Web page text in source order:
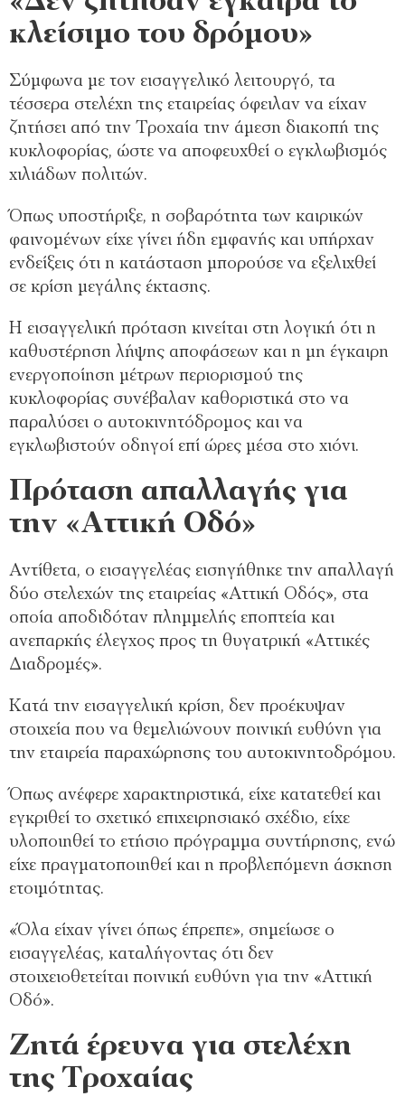
κλείσιμο του δρόμου»
Σύμφωνα με τον εισαγγελικό λειτουργό, τα
τέσσερα στελέχη της εταιρείας όφειλαν να είχαν
ζητήσει από την Τροχαία την άμεση διακοπή της
κυκλοφορίας, ώστε να αποφευχθεί ο εγκλωβισμός
χιλιάδων πολιτών.
Όπως υποστήριξε, η σοβαρότητα των καιρικών
φαινομένων είχε γίνει ήδη εμφανής και υπήρχαν
ενδείξεις ότι η κατάσταση μπορούσε να εξελιχθεί
σε κρίση μεγάλης έκτασης.
Η εισαγγελική πρόταση κινείται στη λογική ότι η
καθυστέρηση λήψης αποφάσεων και η μη έγκαιρη
ενεργοποίηση μέτρων περιορισμού της
κυκλοφορίας συνέβαλαν καθοριστικά στο να
παραλύσει ο αυτοκινητόδρομος και να
εγκλωβιστούν οδηγοί επί ώρες μέσα στο χιόνι.
Πρόταση απαλλαγής για
την «Αττική Οδό»
Αντίθετα, ο εισαγγελέας εισηγήθηκε την απαλλαγή
δύο στελεχών της εταιρείας «Αττική Οδός», στα
οποία αποδιδόταν πλημμελής εποπτεία και
ανεπαρκής έλεγχος προς τη θυγατρική «Αττικές
Διαδρομές».
Κατά την εισαγγελική κρίση, δεν προέκυψαν
στοιχεία που να θεμελιώνουν ποινική ευθύνη για
την εταιρεία παραχώρησης του αυτοκινητοδρόμου.
Όπως ανέφερε χαρακτηριστικά, είχε κατατεθεί και
εγκριθεί το σχετικό επιχειρησιακό σχέδιο, είχε
υλοποιηθεί το ετήσιο πρόγραμμα συντήρησης, ενώ
είχε πραγματοποιηθεί και η προβλεπόμενη άσκηση
ετοιμότητας.
«Όλα είχαν γίνει όπως έπρεπε», σημείωσε ο
εισαγγελέας, καταλήγοντας ότι δεν
στοιχειοθετείται ποινική ευθύνη για την «Αττική
Οδό».
Ζητά έρευνα για στελέχη
της Τροχαίας